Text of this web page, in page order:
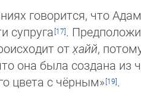
говорится, что Адам
супруга
.
от х̣айй,
она бы­ла создана из
цве­та с чёрным»
.